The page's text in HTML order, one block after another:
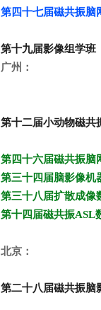
第四十七届磁共振脑
第十九届影像组学班
广州：
第十二届小动物磁共
第四十六届磁共振脑
第三十四届脑影像机
第三十八届扩散成像
第十四届磁共振ASL
北京：
第二十八届磁共振脑